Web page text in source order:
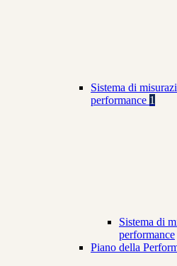
Sistema di
performance 1
Sistema di
performance
Piano della